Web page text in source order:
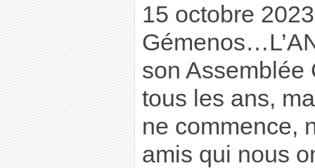
15 octobre
son Assemblée
tous les ans,
ne commence,
amis qui nous